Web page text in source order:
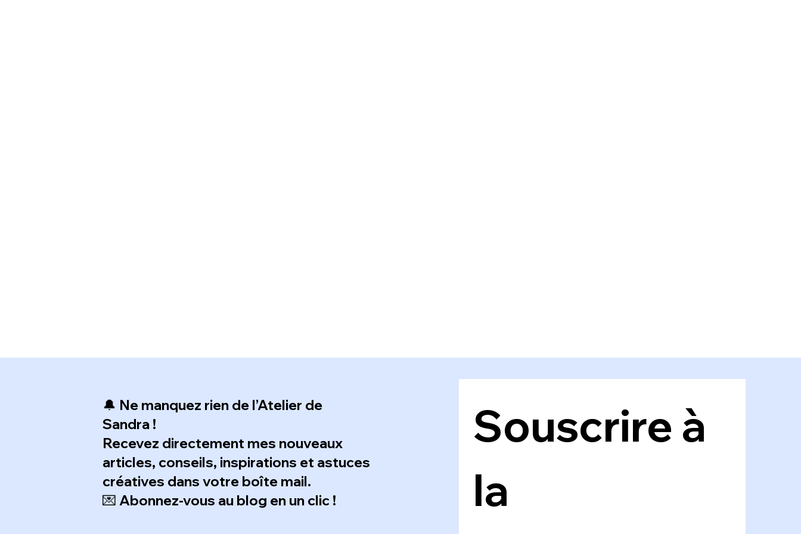
🔔 Ne manquez rien de l’Atelier de
Sandra !
Recevez directement mes nouveaux
articles, conseils, inspirations et astuces
créatives dans votre boîte mail.
💌 Abonnez-vous au blog en un clic !
Souscrire à
la